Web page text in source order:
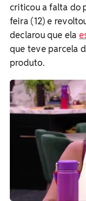
criticou a falta do
feira (12) e
declarou que ela
que teve parcela
produto.